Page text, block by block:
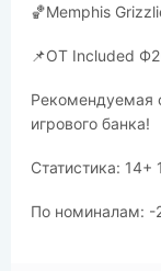
🏀Memphis
📌OT Included
Рекомендуемая
игрового банка!
Статистика: 14+
По номиналам: -